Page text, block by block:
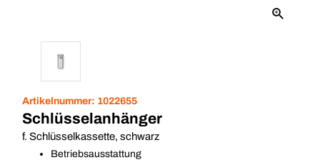
Artikelnummer: 1022655
Schlüsselanhänger
f. Schlüsselkassette, schwarz
Betriebsausstattung